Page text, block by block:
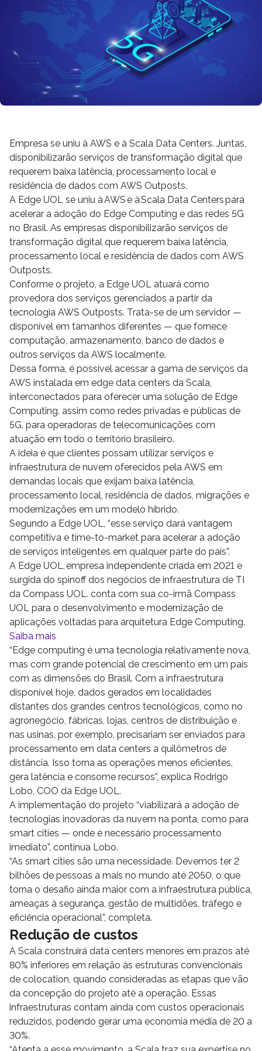
Empresa se uniu à AWS e à Scala Data Centers. Juntas,
disponibilizarão serviços de transformação digital que
requerem baixa latência, processamento local e
residência de dados com AWS Outposts.
A Edge UOL se uniu à AWS e à Scala Data Centers para
acelerar a adoção do Edge Computing e das redes 5G
no Brasil. As empresas disponibilizarão serviços de
transformação digital que requerem baixa latência,
processamento local e residência de dados com AWS
Outposts.
Conforme o projeto, a Edge UOL atuará como
provedora dos serviços gerenciados a partir da
tecnologia AWS Outposts. Trata-se de um servidor —
disponível em tamanhos diferentes — que fornece
computação, armazenamento, banco de dados e
outros serviços da AWS localmente.
Dessa forma, é possível acessar a gama de serviços da
AWS instalada em edge data centers da Scala,
interconectados para oferecer uma solução de Edge
Computing, assim como redes privadas e públicas de
5G, para operadoras de telecomunicações com
atuação em todo o território brasileiro.
A ideia é que clientes possam utilizar serviços e
infraestrutura de nuvem oferecidos pela AWS em
demandas locais que exijam baixa latência,
processamento local, residência de dados, migrações e
modernizações em um modelo híbrido.
Segundo a Edge UOL, “esse serviço dará vantagem
competitiva e time-to-market para acelerar a adoção
de serviços inteligentes em qualquer parte do país”.
A Edge UOL, empresa independente criada em 2021 e
surgida do spinoff dos negócios de infraestrutura de TI
da Compass UOL. conta com sua co-irmã Compass
UOL para o desenvolvimento e modernização de
aplicações voltadas para arquitetura Edge Computing.
Saiba mais
“Edge computing é uma tecnologia relativamente nova,
mas com grande potencial de crescimento em um país
com as dimensões do Brasil. Com a infraestrutura
disponível hoje, dados gerados em localidades
distantes dos grandes centros tecnológicos, como no
agronegócio, fábricas, lojas, centros de distribuição e
nas usinas, por exemplo, precisariam ser enviados para
processamento em data centers a quilômetros de
distância. Isso torna as operações menos eficientes,
gera latência e consome recursos”, explica Rodrigo
Lobo, COO da Edge UOL.
A implementação do projeto “viabilizará a adoção de
tecnologias inovadoras da nuvem na ponta, como para
smart cities — onde é necessário processamento
imediato”, continua Lobo.
“As smart cities são uma necessidade. Devemos ter 2
bilhões de pessoas a mais no mundo até 2050, o que
torna o desafio ainda maior com a infraestrutura pública,
ameaças à segurança, gestão de multidões, tráfego e
eficiência operacional”, completa.
Redução de custos
A Scala construirá data centers menores em prazos até
80% inferiores em relação às estruturas convencionais
de colocation, quando consideradas as etapas que vão
da concepção do projeto até a operação. Essas
infraestruturas contam ainda com custos operacionais
reduzidos, podendo gerar uma economia média de 20 a
30%.